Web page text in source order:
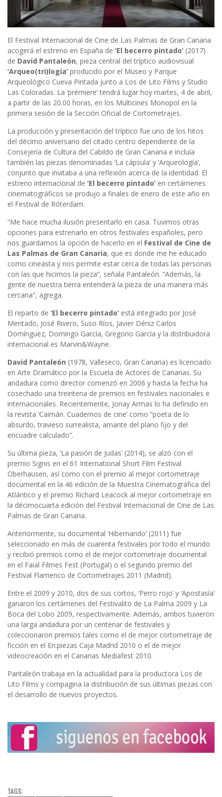
El Festival Internacional de Cine de Las Palmas de Gran Canaria
acogerá el estreno en España de ‘El becerro pintado’ (2017)
de David Pantaleón, pieza central del tríptico audiovisual
‘Arqueo(tri)logía’ producido por el Museo y Parque
Arqueológico Cueva Pintada junto a Los de Lito Films y Studio
Las Coloradas. La ‘prémiere’ tendrá lugar hoy martes, 4 de abril,
a partir de las 20.00 horas, en los Multicines Monopol en la
primera sesión de la Sección Oficial de Cortometrajes.
La producción y presentación del tríptico fue uno de los hitos
del décimo aniversario del citado centro dependiente de la
Consejería de Cultura del Cabildo de Gran Canaria e incluía
también las piezas denominadas ‘La cápsula’ y ‘Arqueología’,
conjunto que invitaba a una reflexión acerca de la identidad. El
estreno internacional de ‘El becerro pintado’ en certámenes
cinematográficos se produjo a finales de enero de este año en
el Festival de Róterdam.
“Me hace mucha ilusión presentarlo en casa. Tuvimos otras
opciones para estrenarlo en otros festivales españoles, pero
nos guardamos la opción de hacerlo en el Festival de Cine de
Las Palmas de Gran Canaria, que es donde me he educado
como cineasta y nos permite estar cerca de todas las personas
con las que hicimos la pieza”, señala Pantaleón. “Además, la
gente de nuestra tierra entenderá la pieza de una manera más
cercana”, agrega.
El reparto de ‘El becerro pintado’ está integrado por José
Mentado, José Rivero, Suso Ríos, Javier Déniz Carlos
Domínguez, Domingo García, Gregorio García y la distribuidora
internacional es Marvin&Wayne.
David Pantaleón (1978, Valleseco, Gran Canaria) es licenciado
en Arte Dramático por la Escuela de Actores de Canarias. Su
andadura como director comenzó en 2006 y hasta la fecha ha
cosechado una treintena de premios en festivales nacionales e
internacionales. Recientemente, Jonay Armas lo ha definido en
la revista ‘Caimán. Cuadernos de cine’ como “poeta de lo
absurdo, travieso surrealista, amante del plano fijo y del
encuadre calculado”.
Su última pieza, ‘La pasión de Judas’ (2014), se alzó con el
premio Signis en el 61 International Short Film Festival
Oberhausen, así como con el premio al mejor cortometraje
documental en la 46 edición de la Muestra Cinematográfica del
Atlántico y el premio Richard Leacock al mejor cortometraje en
la décimocuarta edición del Festival Internacional de Cine de Las
Palmas de Gran Canaria.
Anteriormente, su documental ‘Hibernando’ (2011) fue
seleccionado en más de cuarenta festivales por todo el mundo
y recibió premios como el de mejor cortometraje documental
en el Faial Filmes Fest (Portugal) o el segundo premio del
Festival Flamenco de Cortometrajes 2011 (Madrid).
Entre el 2009 y 2010, dos de sus cortos, ‘Perro rojo’ y ‘Apostasía’
ganaron los certámenes del Festivalito de La Palma 2009 y La
Boca del Lobo 2009, respectivamente. Además, ambos tuvieron
una larga andadura por un centenar de festivales y
coleccionaron premios tales como el de mejor cortometraje de
ficción en el En.piezas Caja Madrid 2010 o el de mejor
videocreación en el Canarias Mediafest 2010.
Pantaleón trabaja en la actualidad para la productora Los de
Lito Films y compagina la distribución de sus últimas piezas con
el desarrollo de nuevos proyectos.
TAGS: